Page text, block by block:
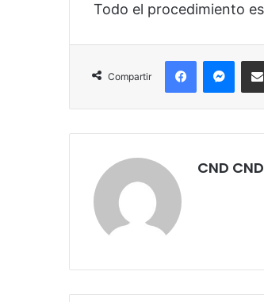
Todo el procedimiento
Compartir
CND CND